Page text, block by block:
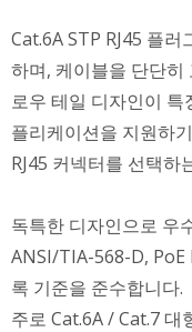
Cat.6A STP RJ45 플
하며, 케이블을 단단
로우 테일 디자인이 특
플리케이션을 지원하
RJ45 커넥터를 선택하
독특한 디자인으로 우
ANSI/TIA-568-D, PoE
록 기준을 준수합니다.
주로 Cat.6A / Cat.7 대